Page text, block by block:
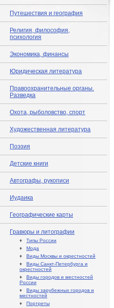
Путешествия и география
Религия, философия,
психология
Экономика, финансы
Юридическая литература
Правоохранительные органы.
Разведка
Охота, рыболовство, спорт
Художественная литература
Поэзия
Детские книги
Автографы, рукописи
Иудаика
Географические карты
Гравюры и литографии
♦ Типы России
♦ Мода
♦ Виды Москвы и окрестностей
♦ Виды Санкт-Петербурга и
окрестностей
♦ Виды городов и местностей
России
♦ Виды зарубежных городов и
местностей
♦ Портреты